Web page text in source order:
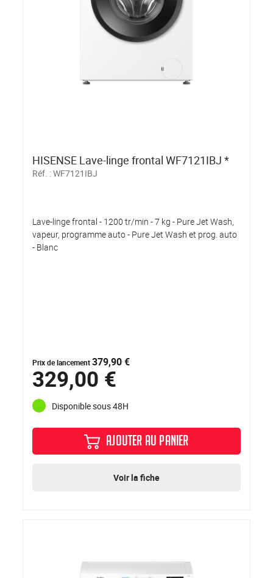
HISENSE Lave-linge frontal WF7121IBJ *
Réf. :WF7121IBJ
Lave-linge frontal - 1200 tr/min - 7 kg - Pure Jet Wash,
vapeur, programme auto - Pure Jet Wash et prog. auto
- Blanc
Prix de lancement379,90 €
329,00 €
Disponible sous 48H
AJOUTER AU PANIER
Voir la fiche